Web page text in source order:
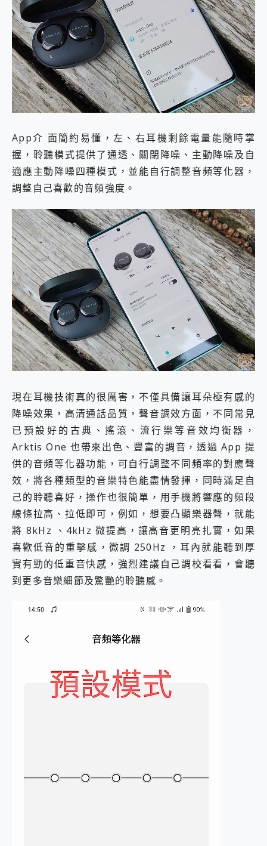
App介 面簡約易懂，左、右耳機剩餘電量能隨時掌
握，聆聽模式提供了通透、關閉降噪、主動降噪及自
適應主動降噪四種模式，並能自行調整音頻等化器，
調整自己喜歡的音頻強度。
現在耳機技術真的很厲害，不僅具備讓耳朵極有感的
降噪效果，高清通話品質，聲音調效方面，不同常見
已預設好的古典、搖滾、流行樂等音效均衡器，
Arktis One 也帶來出色、豐富的調音，透過 App 提
供的音頻等化器功能，可自行調整不同頻率的對應聲
效，將各種類型的音樂特色能盡情發揮，同時滿足自
己的聆聽喜好，操作也很簡單，用手機將響應的頻段
線條拉高、拉低即可，例如，想要凸顯樂器聲，就能
將 8kHz 、4kHz 微提高，讓高音更明亮扎實，如果
喜歡低音的重擊感，微調 250Hz ，耳內就能聽到厚
實有勁的低重音快感，強烈建議自己調校看看，會聽
到更多音樂細節及驚艷的聆聽感。